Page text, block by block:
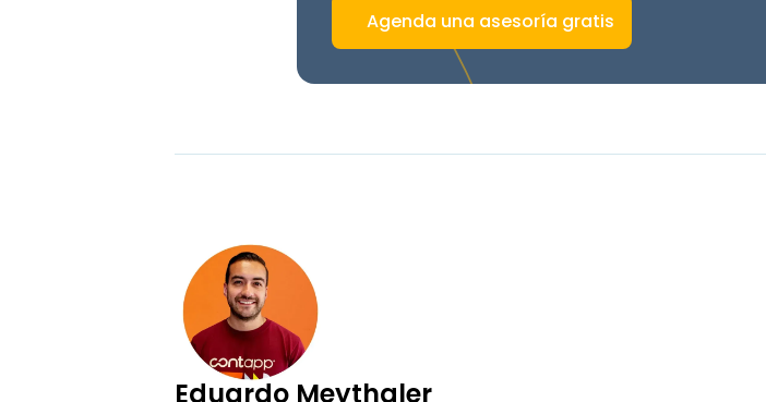
Agenda una asesoría gratis
Eduardo Meythaler